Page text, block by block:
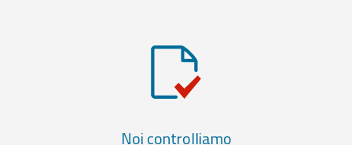
Noi controlliamo